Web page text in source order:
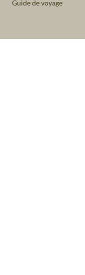
Guide de voyage